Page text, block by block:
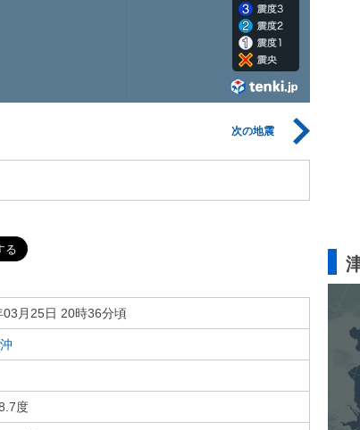
次の地震
03月25日 20時36分頃
度